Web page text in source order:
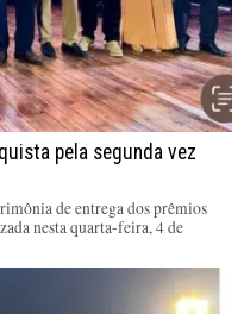
pela segunda vez
de entrega dos prêmios
nesta quarta-feira, 4 de